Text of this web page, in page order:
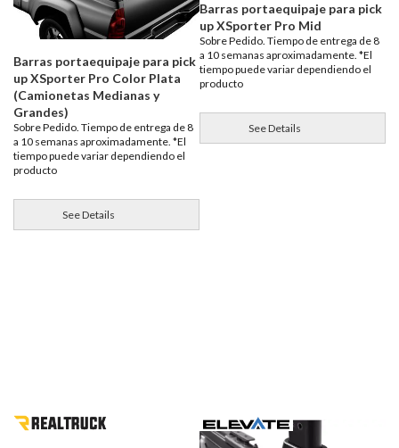
Barras portaequipaje para pick
up XSporter Pro Color Plata
(Camionetas Medianas y
Grandes)
Sobre Pedido. Tiempo de entrega de 8
a 10 semanas aproximadamente. *El
tiempo puede variar dependiendo el
producto
See Details
Barras portaequipaje para pick
up XSporter Pro Mid
Sobre Pedido. Tiempo de entrega de 8
a 10 semanas aproximadamente. *El
tiempo puede variar dependiendo el
producto
See Details